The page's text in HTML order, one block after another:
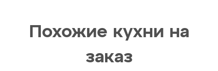
Похожие кухни на
заказ